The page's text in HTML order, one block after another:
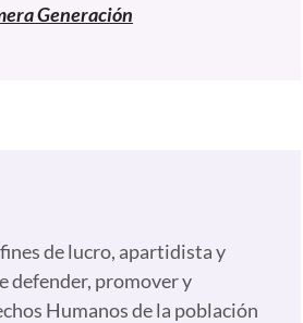
Generación
de lucro, apartidista y
defender, promover y
Humanos de la población